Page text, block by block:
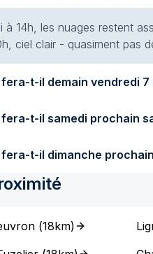
à 14h, les nuages restent
ciel clair - quasiment pas
(18km)